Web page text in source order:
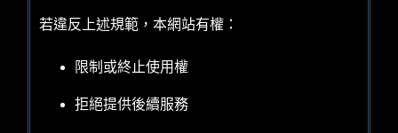
若違反上述規範，本網站有權：
限制或終止使用權
拒絕提供後續服務